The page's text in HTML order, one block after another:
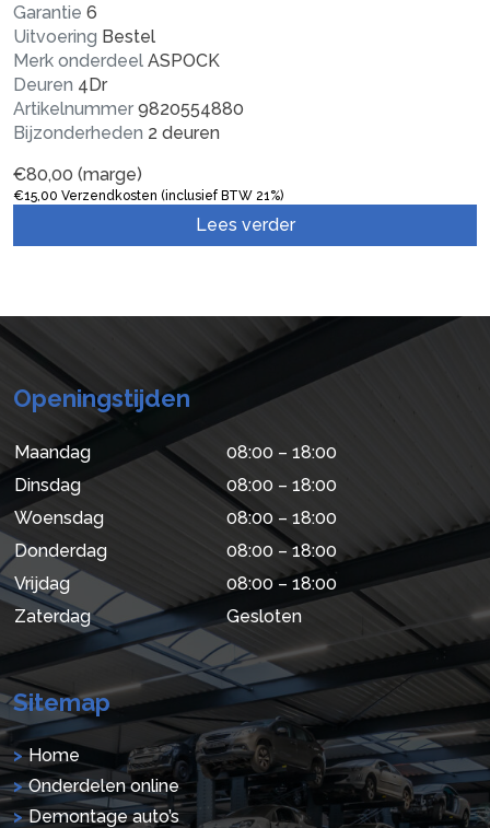
Garantie 6
Uitvoering Bestel
Merk onderdeel ASPOCK
Deuren 4Dr
Artikelnummer 9820554880
Bijzonderheden 2 deuren
€80,00 (marge)
€15,00 Verzendkosten (inclusief BTW 21%)
Lees verder
Openingstijden
Maandag
08:00 – 18:00
Dinsdag
08:00 – 18:00
Woensdag
08:00 – 18:00
Donderdag
08:00 – 18:00
Vrijdag
08:00 – 18:00
Zaterdag
Gesloten
Sitemap
Home
Onderdelen online
Demontage auto’s